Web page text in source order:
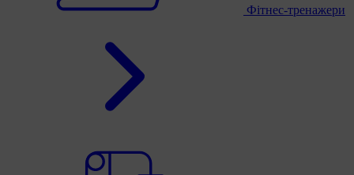
Фітнес-тренажери